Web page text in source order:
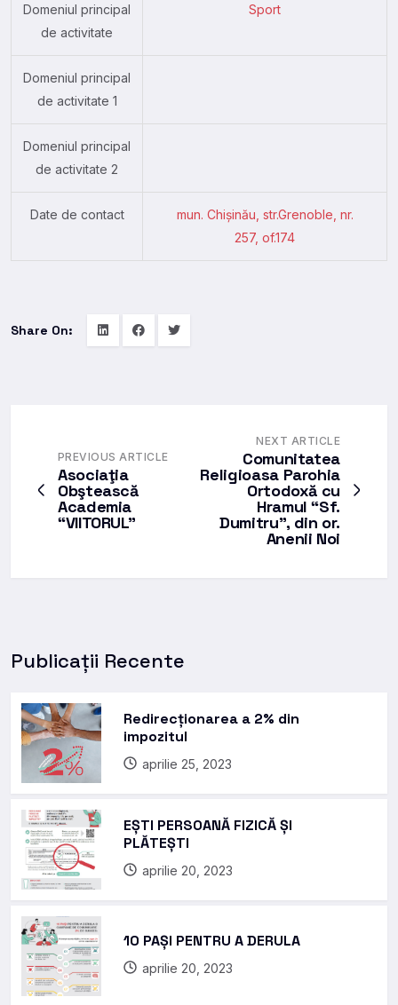
Domeniul principal
de activitate
Sport
Domeniul principal
de activitate 1
Domeniul principal
de activitate 2
Date de contact
mun. Chişinău, str.Grenoble, nr.
257, of.174
Share On:
PREVIOUS ARTICLE
Asociaţia
Obştească
Academia
“VIITORUL”
NEXT ARTICLE
Comunitatea
Religioasa Parohia
Ortodoxă cu
Hramul “Sf.
Dumitru”, din or.
Anenii Noi
Publicații Recente
Redirecționarea a 2% din
impozitul
aprilie 25, 2023
EȘTI PERSOANĂ FIZICĂ ȘI
PLĂTEȘTI
aprilie 20, 2023
10 PAȘI PENTRU A DERULA
aprilie 20, 2023